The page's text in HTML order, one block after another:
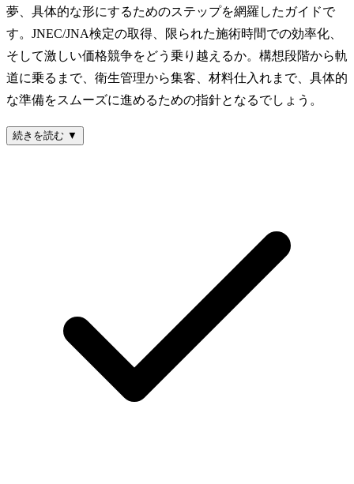
夢、具体的な形にするためのステップを網羅したガイドで
す。JNEC/JNA検定の取得、限られた施術時間での効率化、
そして激しい価格競争をどう乗り越えるか。構想段階から軌
道に乗るまで、衛生管理から集客、材料仕入れまで、具体的
な準備をスムーズに進めるための指針となるでしょう。
続きを読む ▼